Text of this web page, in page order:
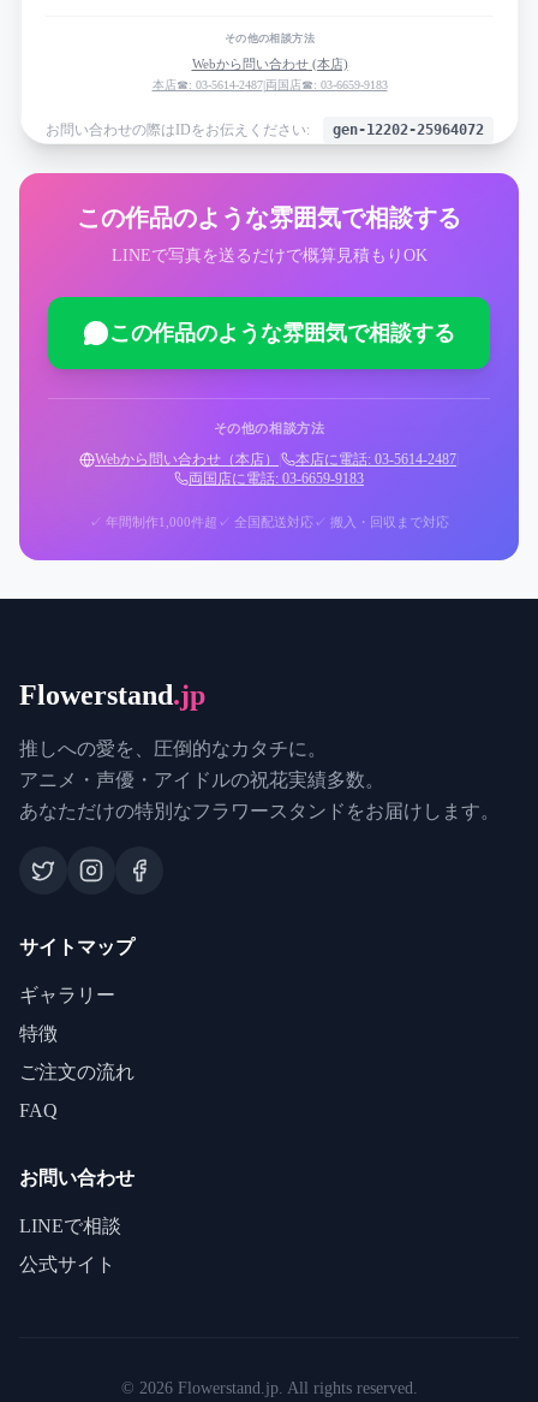
その他の相談方法
Webから問い合わせ (本店)
本店☎: 03-5614-2487|両国店☎: 03-6659-9183
お問い合わせの際はIDをお伝えください: gen-12202-25964072
この作品のような雰囲気で相談する
LINEで写真を送るだけで概算見積もりOK
この作品のような雰囲気で相談する
その他の相談方法
Webから問い合わせ（本店） 本店に電話: 03-5614-2487
両国店に電話: 03-6659-9183
✓ 年間制作1,000件超 ✓ 全国配送対応 ✓ 搬入・回収まで対応
Flowerstand.jp
推しへの愛を、圧倒的なカタチに。
アニメ・声優・アイドルの祝花実績多数。
あなただけの特別なフラワースタンドをお届けします。
サイトマップ
ギャラリー
特徴
ご注文の流れ
FAQ
お問い合わせ
LINEで相談
公式サイト
© 2026Flowerstand.jp. All rights reserved.